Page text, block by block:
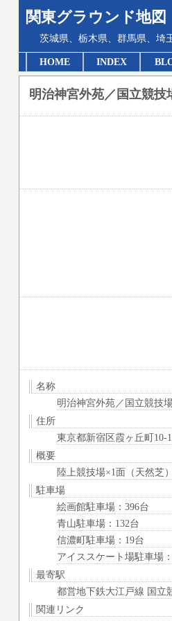
関東グラウンド地図
茨城県、栃木県、群馬県、埼
HOME INDEX
明治神宮外苑／国立競技
名称
明治神宮外苑／国立競技
住所
東京都新宿区霞ヶ丘町10-1
概要
陸上競技場×1面（天然芝
駐車場
絵画館駐車場：396台
青山駐車場：132台
信濃町駐車場：19台
アイススケート場駐車場
最寄駅
都営地下鉄大江戸線 国立
関連リンク